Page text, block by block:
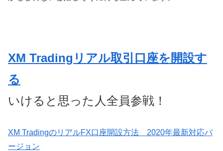
XM Tradingリアル取引口座を開設す
る
いけると思った人全員参戦！
XM TradingのリアルFX口座開設方法 2020年最新対応バ
ージョン